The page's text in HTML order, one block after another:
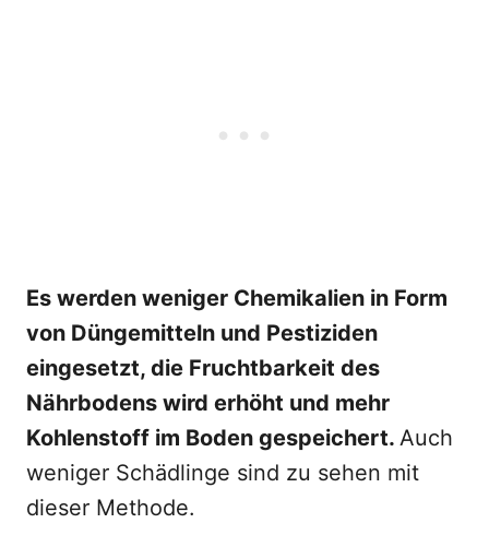
Es werden weniger Chemikalien in Form
von Düngemitteln und Pestiziden
eingesetzt, die Fruchtbarkeit des
Nährbodens wird erhöht und mehr
Kohlenstoff im Boden gespeichert. Auch
weniger Schädlinge sind zu sehen mit
dieser Methode.